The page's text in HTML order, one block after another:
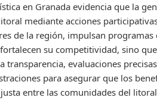
en Granada evidencia que la
mediante acciones
de la región, impulsan
su competitividad, sino
transparencia, evaluaciones
para asegurar que los
entre las comunidades del